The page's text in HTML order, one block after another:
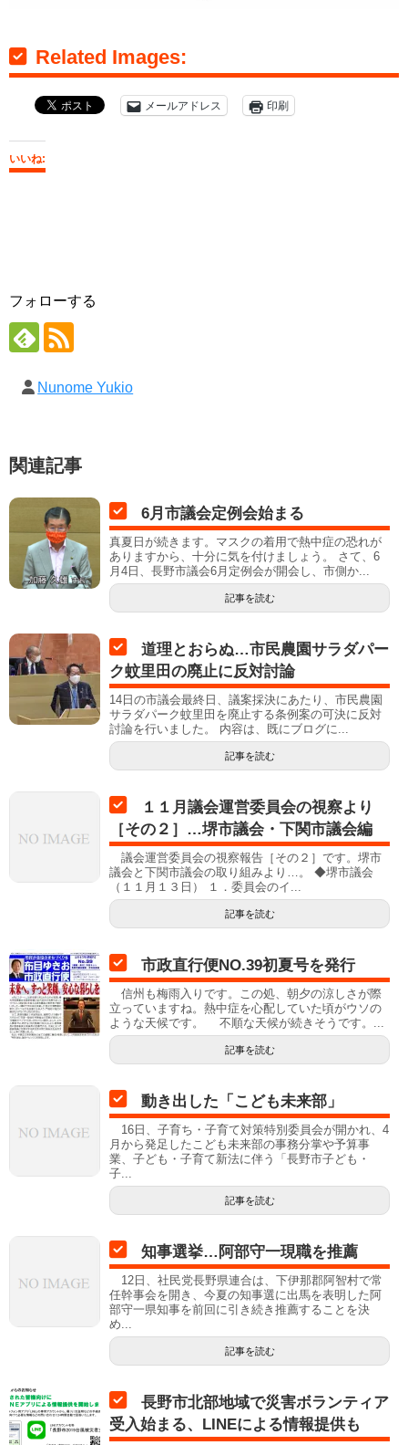
Related Images:
メールアドレス 印刷
いいね:
フォローする
Nunome Yukio
関連記事
6月市議会定例会始まる
真夏日が続きます。マスクの着用で熱中症の恐れが
ありますから、十分に気を付けましょう。 さて、6
月4日、長野市議会6月定例会が開会し、市側か...
記事を読む
道理とおらぬ…市民農園サラダパー
ク蚊里田の廃止に反対討論
14日の市議会最終日、議案採決にあたり、市民農園
サラダパーク蚊里田を廃止する条例案の可決に反対
討論を行いました。 内容は、既にブログに...
記事を読む
１１月議会運営委員会の視察より
［その２］…堺市議会・下関市議会編
議会運営委員会の視察報告［その２］です。堺市
議会と下関市議会の取り組みより…。 ◆堺市議会
（１１月１３日） １．委員会のイ...
記事を読む
市政直行便NO.39初夏号を発行
信州も梅雨入りです。この処、朝夕の涼しさが際
立っていますね。熱中症を心配していた頃がウソの
ような天候です。 不順な天候が続きそうです。...
記事を読む
動き出した「こども未来部」
16日、子育ち・子育て対策特別委員会が開かれ、4
月から発足したこども未来部の事務分掌や予算事
業、子ども・子育て新法に伴う「長野市子ども・
子...
記事を読む
知事選挙…阿部守一現職を推薦
12日、社民党長野県連合は、下伊那郡阿智村で常
任幹事会を開き、今夏の知事選に出馬を表明した阿
部守一県知事を前回に引き続き推薦することを決
め...
記事を読む
長野市北部地域で災害ボランティア
受入始まる、LINEによる情報提供も